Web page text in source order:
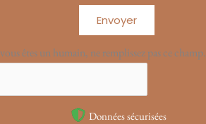
Envoyer
êtes un humain, ne remplissez pas ce champ.
Données sécurisées